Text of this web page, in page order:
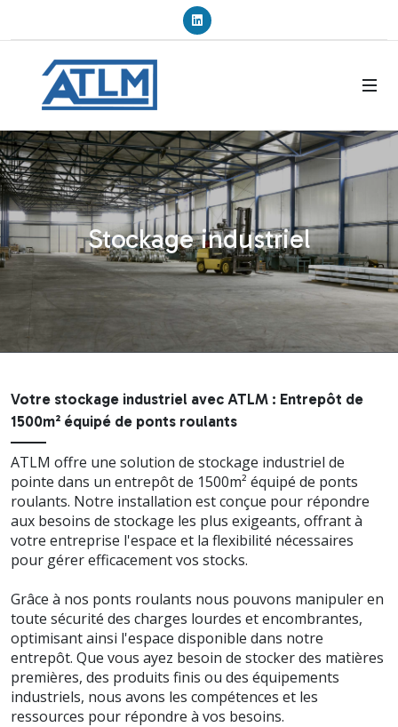
Stockage industriel
Votre stockage industriel avec ATLM : Entrepôt de
1500m² équipé de ponts roulants
ATLM offre une solution de stockage industriel de
pointe dans un entrepôt de 1500m² équipé de ponts
roulants. Notre installation est conçue pour répondre
aux besoins de stockage les plus exigeants, offrant à
votre entreprise l'espace et la flexibilité nécessaires
pour gérer efficacement vos stocks.
Grâce à nos ponts roulants nous pouvons manipuler en
toute sécurité des charges lourdes et encombrantes,
optimisant ainsi l'espace disponible dans notre
entrepôt. Que vous ayez besoin de stocker des matières
premières, des produits finis ou des équipements
industriels, nous avons les compétences et les
ressources pour répondre à vos besoins.